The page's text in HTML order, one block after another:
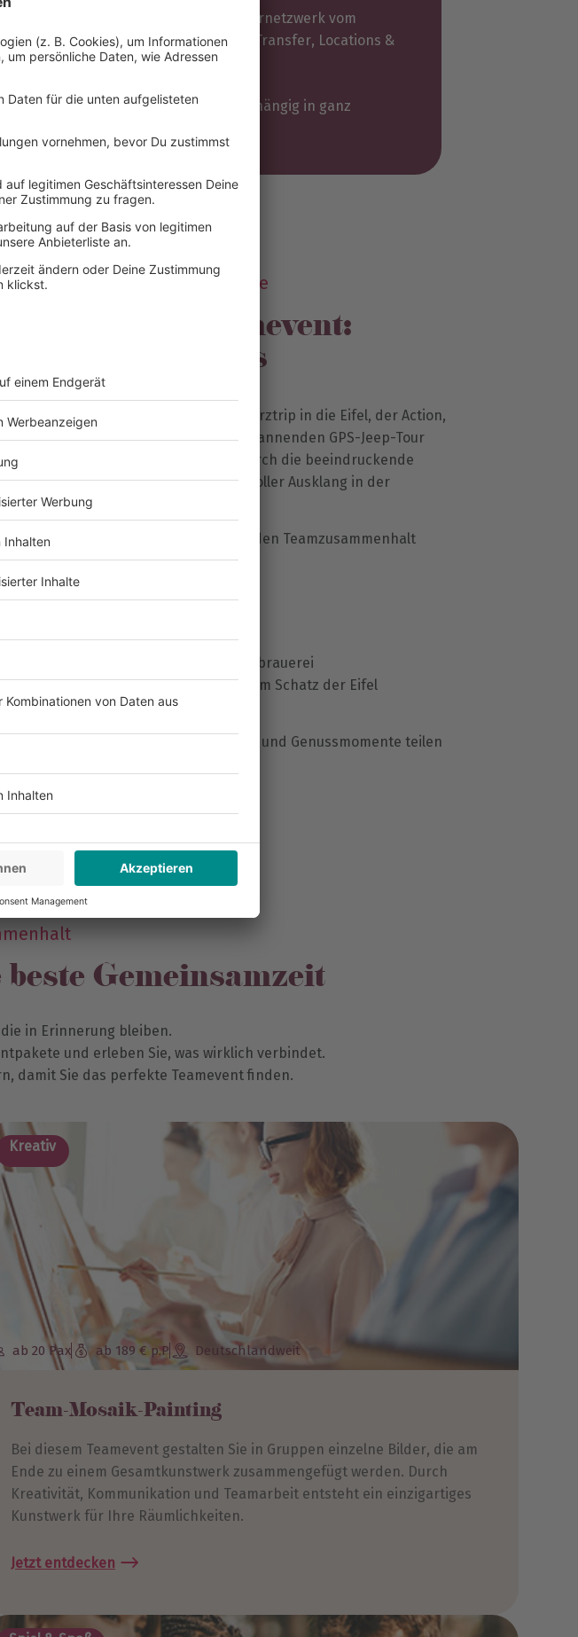
Großes Partnernetzwerk vom
Erlebnis über Transfer, Locations &
Hotels
Standortunabhängig in ganz
mehr Zeit für Schatzsuche
Highlight-Teamevent:
Eifelerlebnis
mit Ihrem Team einen besonderen Kurztrip in die Eifel, der Action,
perfekt verbindet. Bei einer spannenden GPS-Jeep-Tour
sich gemeinsam auf Schatzsuche durch die beeindruckende
Anschließend wartet ein genussvoller Ausklang in der
– inklusive Biertasting.
das nicht nur Spaß macht, sondern den Teamzusammenhalt
Erinnerungen schafft.
im Überblick:
Frühstück, Mittag- & Abendessen
Erlebnis mit Biertasting in der Vulkanbrauerei
GPS-Jeep-Tour: Jagd nach dem Schatz der Eifel
& Ausrüstung inklusive
entdecken, Teamgeist stärken und Genussmomente teilen
Eifel.
ab 720 € brutto p.P
Gemeinsamzeit
in Erinnerung bleiben.
und erleben Sie, was wirklich verbindet.
damit Sie das perfekte Teamevent finden.
Kreativ
ab 20 Pax ab 189 € p.P Deutschlandweit
Team-Mosaik-Painting
Bei diesem Teamevent gestalten Sie in Gruppen einzelne Bilder, die am
Ende zu einem Gesamtkunstwerk zusammengefügt werden. Durch
Kreativität, Kommunikation und Teamarbeit entsteht ein einzigartiges
Kunstwerk für Ihre Räumlichkeiten.
Jetzt entdecken